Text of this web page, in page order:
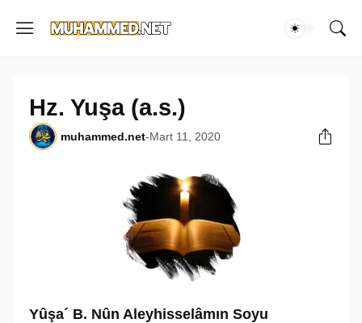
Hz. Yuşa (a.s.)
muhammed.net-Mart 11, 2020
Yûşa´ B. Nûn Aleyhisselâmın Soyu